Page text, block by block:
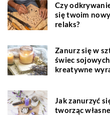
Czy
się twoim
relaks?
Zanurz się w
świec
kreatywne
Jak zanurzyć
tworząc